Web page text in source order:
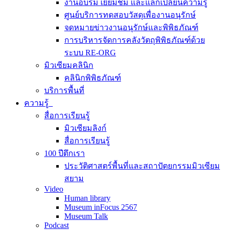
งานอบรม เยี่ยมชม และแลกเปลี่ยนความรู้
ศูนย์บริการทดสอบวัสดุเพื่องานอนุรักษ์
จดหมายข่าวงานอนุรักษ์และพิพิธภัณฑ์
การบริหารจัดการคลังวัตถุพิพิธภัณฑ์ด้วย
ระบบ RE-ORG
มิวเซียมคลินิก
คลินิกพิพิธภัณฑ์
บริการพื้นที่
ความรู้
สื่อการเรียนรู้
มิวเซียมลิงก์
สื่อการเรียนรู้
100 ปีตึกเรา
ประวัติศาสตร์พื้นที่และสถาปัตยกรรมมิวเซียม
สยาม
Video
Human library
Museum inFocus 2567
Museum Talk
Podcast